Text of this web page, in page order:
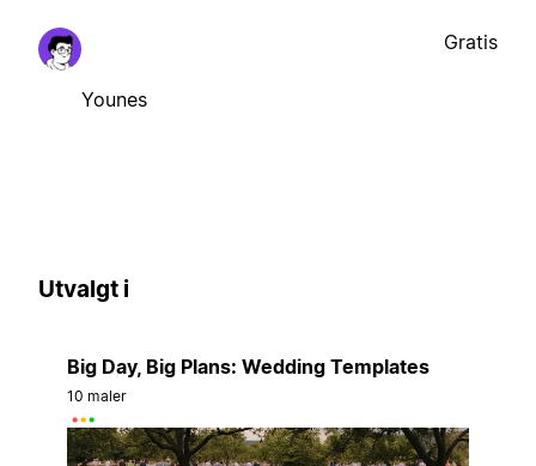
Younes
Gratis
Utvalgt i
Big Day, Big Plans: Wedding Templates
10 maler